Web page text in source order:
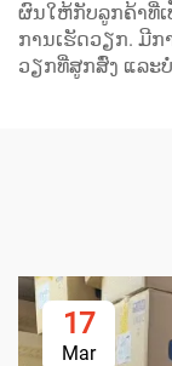
ຜົນໃຫ້ກັບລູກຄ້າທີ່ເ
ການເຮັດວຽກ. ມີກ
ວຽກທີ່ສູກສົ່ງ ແລະ
17
Mar